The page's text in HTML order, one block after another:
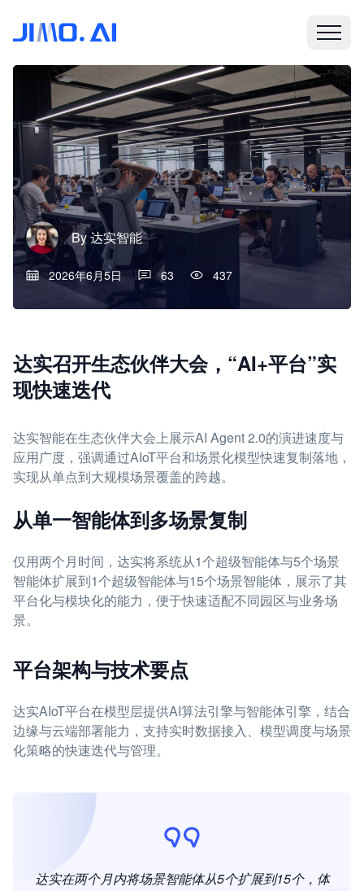
By达实智能
2026年6月5日 63 437
达实召开生态伙伴大会，“AI+平台”实
现快速迭代
达实智能在生态伙伴大会上展示AI Agent 2.0的演进速度与
应用广度，强调通过AIoT平台和场景化模型快速复制落地，
实现从单点到大规模场景覆盖的跨越。
从单一智能体到多场景复制
仅用两个月时间，达实将系统从1个超级智能体与5个场景
智能体扩展到1个超级智能体与15个场景智能体，展示了其
平台化与模块化的能力，便于快速适配不同园区与业务场
景。
平台架构与技术要点
达实AIoT平台在模型层提供AI算法引擎与智能体引擎，结合
边缘与云端部署能力，支持实时数据接入、模型调度与场景
化策略的快速迭代与管理。
达实在两个月内将场景智能体从5个扩展到15个，体